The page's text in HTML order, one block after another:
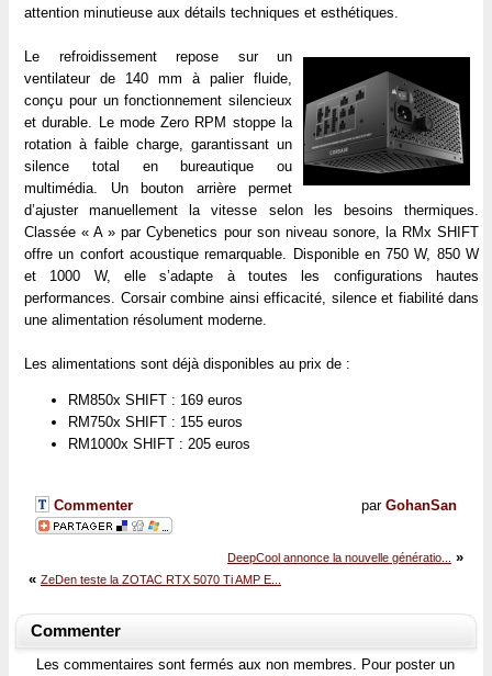
attention minutieuse aux détails techniques et esthétiques.
Le refroidissement repose sur un
ventilateur de 140 mm à palier fluide,
conçu pour un fonctionnement silencieux
et durable. Le mode Zero RPM stoppe la
rotation à faible charge, garantissant un
silence total en bureautique ou
multimédia. Un bouton arrière permet
d’ajuster manuellement la vitesse selon les besoins thermiques.
Classée « A » par Cybenetics pour son niveau sonore, la RMx SHIFT
offre un confort acoustique remarquable. Disponible en 750 W, 850 W
et 1000 W, elle s’adapte à toutes les configurations hautes
performances. Corsair combine ainsi efficacité, silence et fiabilité dans
une alimentation résolument moderne.
Les alimentations sont déjà disponibles au prix de :
RM850x SHIFT : 169 euros
RM750x SHIFT : 155 euros
RM1000x SHIFT : 205 euros
par GohanSan
Commenter
DeepCool annonce la nouvelle génératio...
»
« ZeDen teste la ZOTAC RTX 5070 Ti AMP E...
Commenter
Les commentaires sont fermés aux non membres. Pour poster un